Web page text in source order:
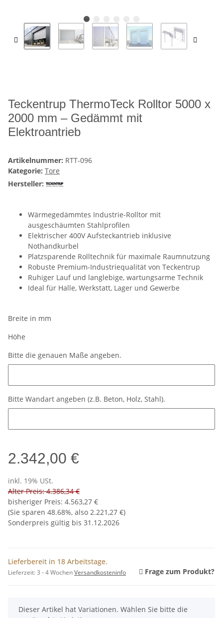
Teckentrup ThermoTeck Rolltor 5000 x
2000 mm – Gedämmt mit
Elektroantrieb
Artikelnummer: RTT-096
Kategorie: Tore
Hersteller:
Wärmegedämmtes Industrie-Rolltor mit
ausgeschäumten Stahlprofilen
Elektrischer 400V Aufsteckantrieb inklusive
Nothandkurbel
Platzsparende Rolltechnik für maximale Raumnutzung
Robuste Premium-Industriequalität von Teckentrup
Ruhiger Lauf und langlebige, wartungsarme Technik
Ideal für Halle, Werkstatt, Lager und Gewerbe
Breite in mm
Höhe
Bitte die genauen Maße angeben.
Bitte Wandart angeben (z.B. Beton, Holz, Stahl).
2.342,00 €
inkl. 19% USt.
Alter Preis: 4.386,34 €
bisheriger Preis: 4.563,27 €
(Sie sparen 48.68%, also 2.221,27 €)
Sonderpreis gültig bis 31.12.2026
Lieferbereit in 18 Arbeitstage.
Lieferzeit:3 - 4 WochenVersandkosteninfo Frage zum Produkt?
x
Dieser Artikel hat Variationen. Wählen Sie bitte die